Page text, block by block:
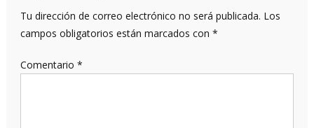
Tu dirección de correo electrónico no será publicada. Los
campos obligatorios están marcados con *
Comentario *